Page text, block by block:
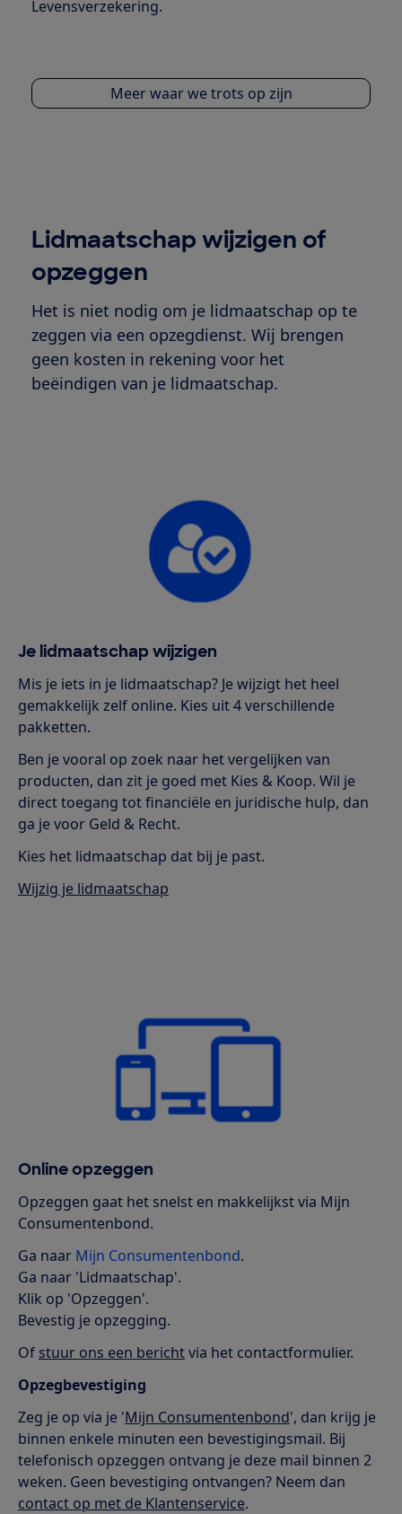
Levensverzekering.
Meer waar we trots op zijn
Lidmaatschap wijzigen of
opzeggen
Het is niet nodig om je lidmaatschap op te
zeggen via een opzegdienst. Wij brengen
geen kosten in rekening voor het
beëindigen van je lidmaatschap.
Je lidmaatschap wijzigen
Mis je iets in je lidmaatschap? Je wijzigt het heel
gemakkelijk zelf online. Kies uit 4 verschillende
pakketten.
Ben je vooral op zoek naar het vergelijken van
producten, dan zit je goed met Kies & Koop. Wil je
direct toegang tot financiële en juridische hulp, dan
ga je voor Geld & Recht.
Kies het lidmaatschap dat bij je past.
Wijzig je lidmaatschap
Online opzeggen
Opzeggen gaat het snelst en makkelijkst via Mijn
Consumentenbond.
Ga naar Mijn Consumentenbond.
Ga naar 'Lidmaatschap'.
Klik op 'Opzeggen'.
Bevestig je opzegging.
Of stuur ons een berichtvia het contactformulier.
Opzegbevestiging
Zeg je op via je 'Mijn Consumentenbond', dan krijg je
binnen enkele minuten een bevestigingsmail. Bij
telefonisch opzeggen ontvang je deze mail binnen 2
weken. Geen bevestiging ontvangen? Neem dan
contact op met de Klantenservice.